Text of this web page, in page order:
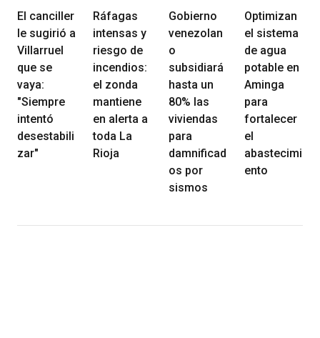
El canciller
le sugirió a
Villarruel
que se
vaya:
"Siempre
intentó
desestabili
zar"
Ráfagas
intensas y
riesgo de
incendios:
el zonda
mantiene
en alerta a
toda La
Rioja
Gobierno
venezolan
o
subsidiará
hasta un
80% las
viviendas
para
damnificad
os por
sismos
Optimizan
el sistema
de agua
potable en
Aminga
para
fortalecer
el
abastecimi
ento